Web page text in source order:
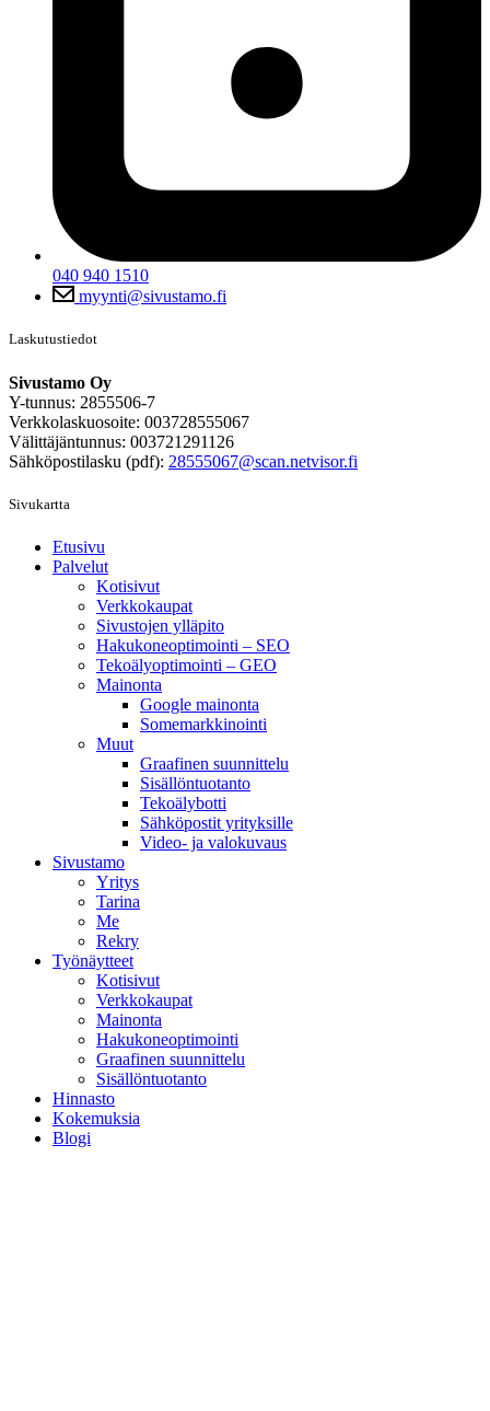
040 940 1510
myynti@sivustamo.fi
Laskutustiedot
Sivustamo Oy
Y-tunnus: 2855506-7
Verkkolaskuosoite: 003728555067
Välittäjäntunnus: 003721291126
Sähköpostilasku (pdf): 28555067@scan.netvisor.fi
Sivukartta
Etusivu
Palvelut
Kotisivut
Verkkokaupat
Sivustojen ylläpito
Hakukoneoptimointi – SEO
Tekoälyoptimointi – GEO
Mainonta
Google mainonta
Somemarkkinointi
Muut
Graafinen suunnittelu
Sisällöntuotanto
Tekoälybotti
Sähköpostit yrityksille
Video- ja valokuvaus
Sivustamo
Yritys
Tarina
Me
Rekry
Työnäytteet
Kotisivut
Verkkokaupat
Mainonta
Hakukoneoptimointi
Graafinen suunnittelu
Sisällöntuotanto
Hinnasto
Kokemuksia
Blogi